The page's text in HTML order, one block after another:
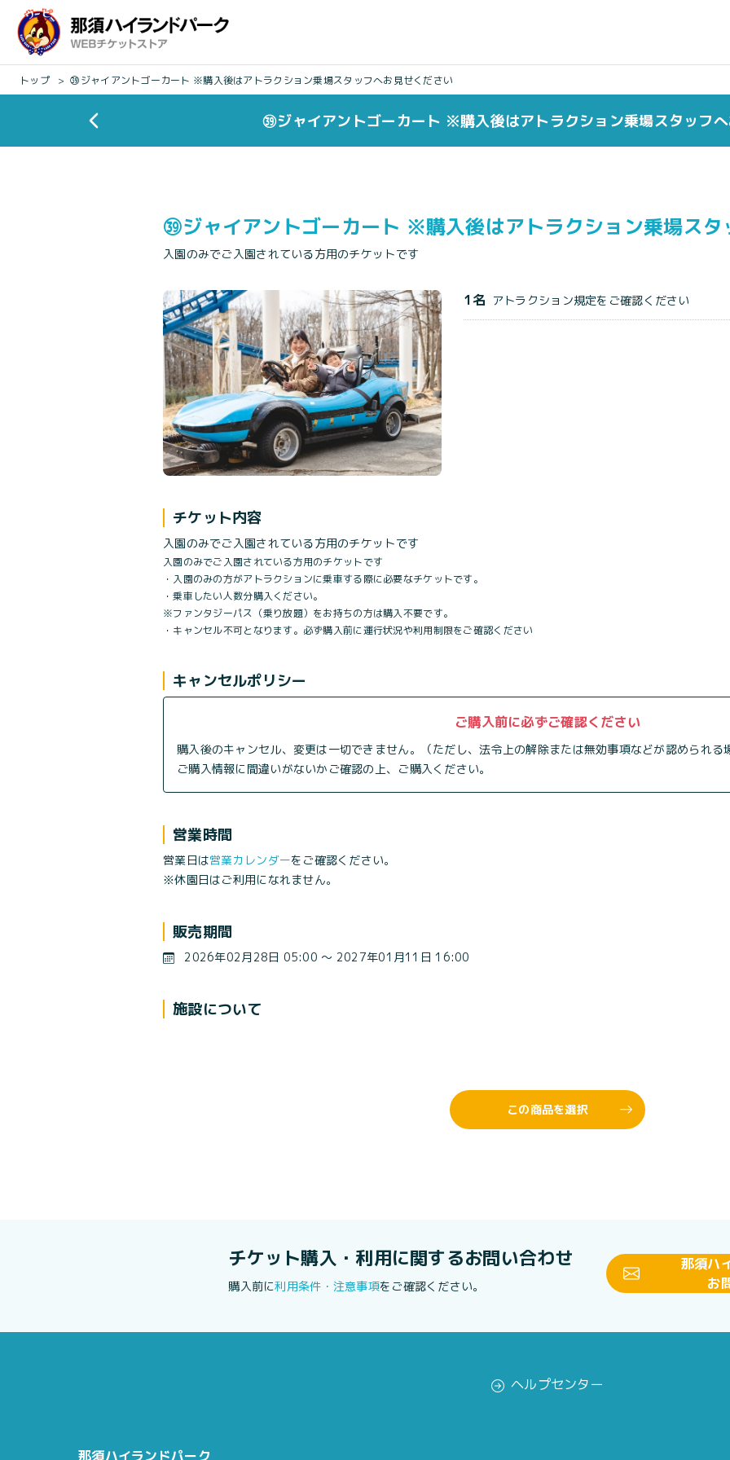
トップ ㊴ジャイアントゴーカート ※購入後はアトラクション乗場スタッフへお見せください
㊴ジャイアントゴーカート ※購入後はアトラクション乗場スタッフ
㊴ジャイアントゴーカート ※購入後はアトラクション乗場スタ
入園のみでご入園されている方用のチケットです
1名 アトラクション規定をご確認ください
チケット内容
入園のみでご入園されている方用のチケットです
入園のみでご入園されている方用のチケットです
・入園のみの方がアトラクションに乗車する際に必要なチケットです。
・乗車したい人数分購入ください。
※ファンタジーパス（乗り放題）をお持ちの方は購入不要です。
・キャンセル不可となります。必ず購入前に運行状況や利用制限をご確認ください
キャンセルポリシー
ご購入前に必ずご確認ください
購入後のキャンセル、変更は一切できません。（ただし、法令上の解除または無効事項などが認められる
ご購入情報に間違いがないかご確認の上、ご購入ください。
営業時間
営業日は営業カレンダーをご確認ください。
※休園日はご利用になれません。
販売期間
2026年02月28日 05:00 〜 2027年01月11日 16:00
施設について
この商品を選択
チケット購入・利用に関するお問い合わせ
購入前に利用条件・注意事項をご確認ください。
那須ハ
お
ヘルプセンター
那須ハイランドパーク